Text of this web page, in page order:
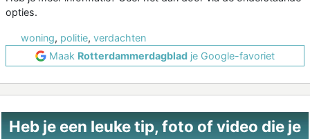
opties.
woning, politie, verdachten
Maak Rotterdammerdagblad je Google-favoriet
Heb je een leuke tip, foto of video die je